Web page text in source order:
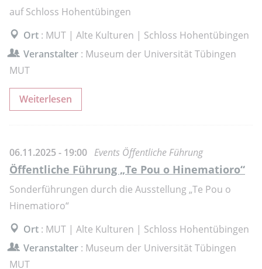
auf Schloss Hohentübingen
Ort : MUT | Alte Kulturen | Schloss Hohentübingen
Veranstalter : Museum der Universität Tübingen
MUT
Weiterlesen
06.11.2025 - 19:00 Events Öffentliche Führung
Öffentliche Führung „Te Pou o Hinematioro“
Sonderführungen durch die Ausstellung „Te Pou o
Hinematioro“
Ort : MUT | Alte Kulturen | Schloss Hohentübingen
Veranstalter : Museum der Universität Tübingen
MUT